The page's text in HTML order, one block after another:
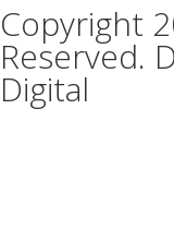
Copyright
Reserved.
Digital